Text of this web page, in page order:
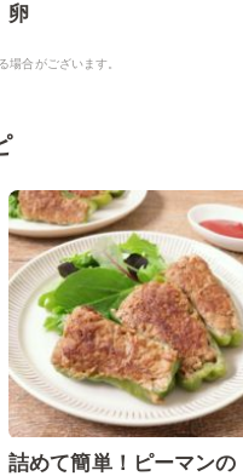
卵
場合がございます。
詰めて簡単！ピーマンの